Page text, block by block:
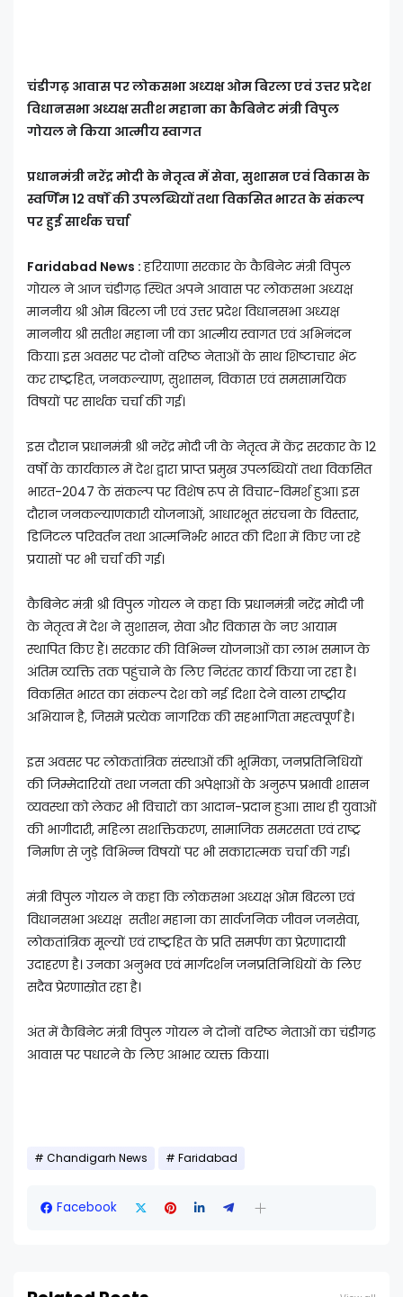
चंडीगढ़ आवास पर लोकसभा अध्यक्ष ओम बिरला एवं उत्तर प्रदेश
विधानसभा अध्यक्ष सतीश महाना का कैबिनेट मंत्री विपुल
गोयल ने किया आत्मीय स्वागत
प्रधानमंत्री नरेंद्र मोदी के नेतृत्व में सेवा, सुशासन एवं विकास के
स्वर्णिम 12 वर्षों की उपलब्धियों तथा विकसित भारत के संकल्प
पर हुई सार्थक चर्चा
Faridabad News :हरियाणा सरकार के कैबिनेट मंत्री विपुल
गोयल ने आज चंडीगढ़ स्थित अपने आवास पर लोकसभा अध्यक्ष
माननीय श्री ओम बिरला जी एवं उत्तर प्रदेश विधानसभा अध्यक्ष
माननीय श्री सतीश महाना जी का आत्मीय स्वागत एवं अभिनंदन
किया। इस अवसर पर दोनों वरिष्ठ नेताओं के साथ शिष्टाचार भेंट
कर राष्ट्रहित, जनकल्याण, सुशासन, विकास एवं समसामयिक
विषयों पर सार्थक चर्चा की गई।
इस दौरान प्रधानमंत्री श्री नरेंद्र मोदी जी के नेतृत्व में केंद्र सरकार के 12
वर्षों के कार्यकाल में देश द्वारा प्राप्त प्रमुख उपलब्धियों तथा विकसित
भारत-2047 के संकल्प पर विशेष रूप से विचार-विमर्श हुआ। इस
दौरान जनकल्याणकारी योजनाओं, आधारभूत संरचना के विस्तार,
डिजिटल परिवर्तन तथा आत्मनिर्भर भारत की दिशा में किए जा रहे
प्रयासों पर भी चर्चा की गई।
कैबिनेट मंत्री श्री विपुल गोयल ने कहा कि प्रधानमंत्री नरेंद्र मोदी जी
के नेतृत्व में देश ने सुशासन, सेवा और विकास के नए आयाम
स्थापित किए हैं। सरकार की विभिन्न योजनाओं का लाभ समाज के
अंतिम व्यक्ति तक पहुंचाने के लिए निरंतर कार्य किया जा रहा है।
विकसित भारत का संकल्प देश को नई दिशा देने वाला राष्ट्रीय
अभियान है, जिसमें प्रत्येक नागरिक की सहभागिता महत्वपूर्ण है।
इस अवसर पर लोकतांत्रिक संस्थाओं की भूमिका, जनप्रतिनिधियों
की जिम्मेदारियों तथा जनता की अपेक्षाओं के अनुरूप प्रभावी शासन
व्यवस्था को लेकर भी विचारों का आदान-प्रदान हुआ। साथ ही युवाओं
की भागीदारी, महिला सशक्तिकरण, सामाजिक समरसता एवं राष्ट्र
निर्माण से जुड़े विभिन्न विषयों पर भी सकारात्मक चर्चा की गई।
मंत्री विपुल गोयल ने कहा कि लोकसभा अध्यक्ष ओम बिरला एवं
विधानसभा अध्यक्ष सतीश महाना का सार्वजनिक जीवन जनसेवा,
लोकतांत्रिक मूल्यों एवं राष्ट्रहित के प्रति समर्पण का प्रेरणादायी
उदाहरण है। उनका अनुभव एवं मार्गदर्शन जनप्रतिनिधियों के लिए
सदैव प्रेरणास्रोत रहा है।
अंत में कैबिनेट मंत्री विपुल गोयल ने दोनों वरिष्ठ नेताओं का चंडीगढ़
आवास पर पधारने के लिए आभार व्यक्त किया।
Chandigarh News Faridabad
Facebook